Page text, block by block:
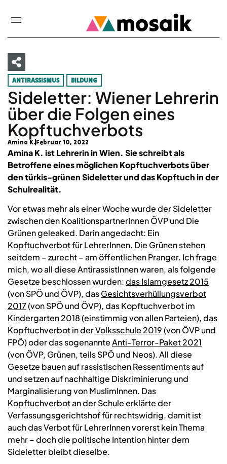
ANTIRASSISMUS BILDUNG
Sideletter: Wiener Lehrerin
über die Folgen eines
Kopftuchverbots
Amina K. Februar 10, 2022
Amina K. ist Lehrerin in Wien. Sieschreibt als
Betroffene eines möglichen Kopftuchverbots über
den türkis-grünen Sideletter und das Kopftuch in der
Schulrealität.
Vor etwas mehr als einer Woche wurde der Sideletter
zwischen den KoalitionspartnerInnen ÖVP und Die
Grünen geleaked. Darin angedacht: Ein
Kopftuchverbot für LehrerInnen. Die Grünen stehen
seitdem – zurecht – am öffentlichen Pranger. Ich frage
mich, wo all diese AntirassistInnen waren, als folgende
Gesetze beschlossen wurden:das Islamgesetz 2015
(von SPÖ und ÖVP), dasGesichtsverhüllungsverbot
2017(von SPÖ und ÖVP), das Kopftuchverbot im
Kindergarten 2018 (einstimmig von allen Parteien), das
Kopftuchverbot in derVolksschule 2019(von ÖVP und
FPÖ) oder das sogenannteAnti-Terror-Paket 2021
(von ÖVP, Grünen, teils SPÖ und Neos). All diese
Gesetze bauen auf rassistischen Ressentiments auf
und setzen auf nachhaltige Diskriminierung und
Marginalisierung von MuslimInnen. Das
Kopftuchverbot an der Schule erklärte der
Verfassungsgerichtshof für rechtswidrig, damit ist
auch das Verbot für LehrerInnen vorerst kein Thema
mehr – doch die politische Intention hinter dem
Sideletter bleibt dieselbe.